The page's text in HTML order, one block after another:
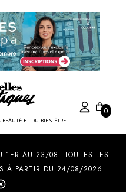
BEAUTÉ ET DU BIEN-ÊTRE
0
1ER AU 23/08. TOUTES LES
À PARTIR DU 24/08/2026.